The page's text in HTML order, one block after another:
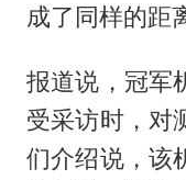
成了同样的距
报道说，冠军
受采访时，对
们介绍说，该